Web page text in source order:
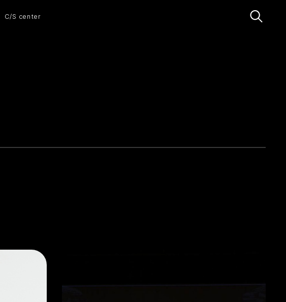
C/S center